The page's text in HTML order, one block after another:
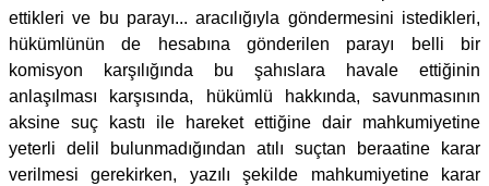
ettikleri ve bu parayı... aracılığıyla göndermesini istedikleri,
hükümlünün de hesabına gönderilen parayı belli bir
komisyon karşılığında bu şahıslara havale ettiğinin
anlaşılması karşısında, hükümlü hakkında, savunmasının
aksine suç kastı ile hareket ettiğine dair mahkumiyetine
yeterli delil bulunmadığından atılı suçtan beraatine karar
verilmesi gerekirken, yazılı şekilde mahkumiyetine karar